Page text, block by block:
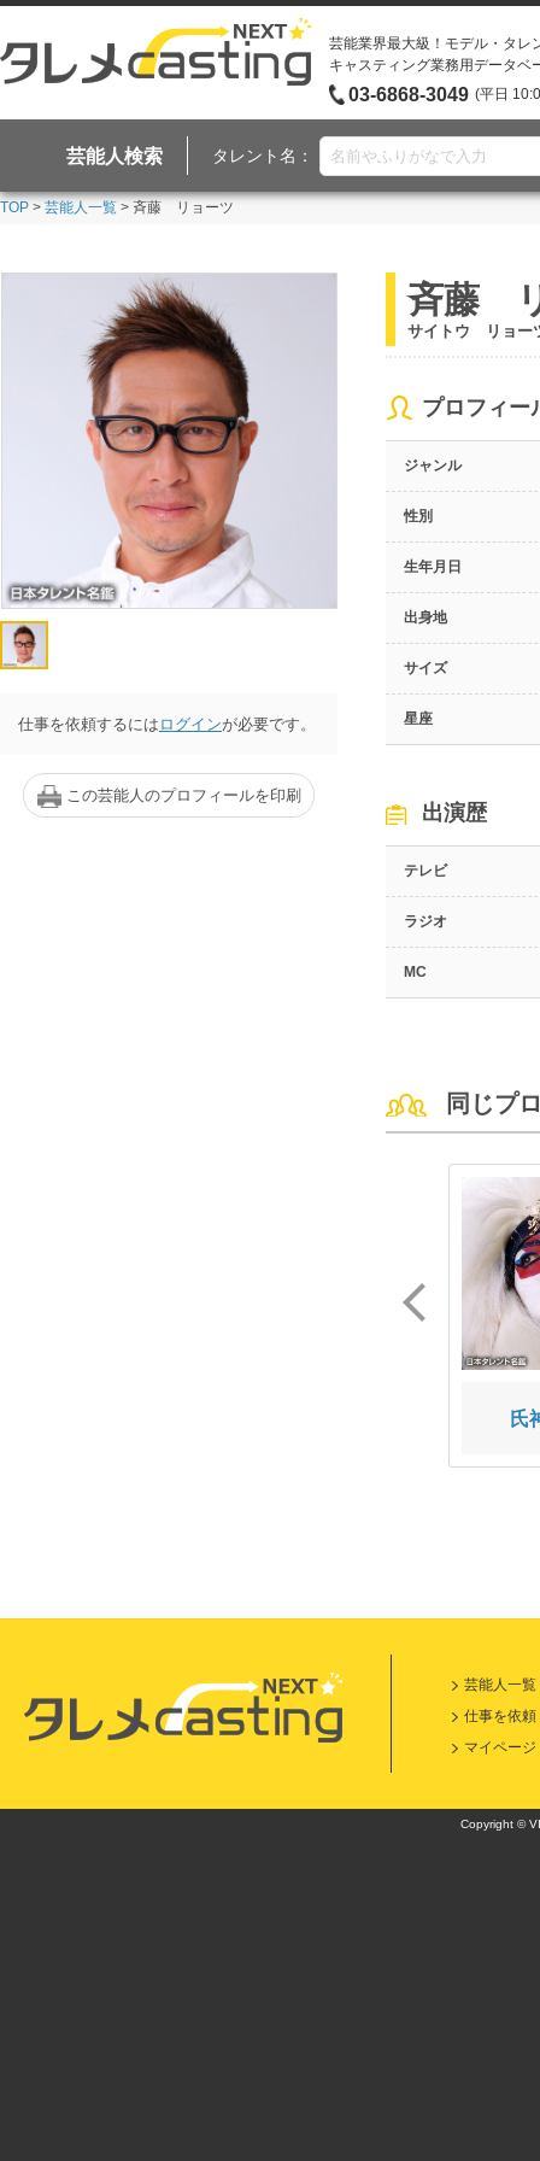
芸能業界最大級！モデル・タレ
キャスティング業務用データベ
03-6868-3049 (平日
芸能人検索 タレント名：
TOP > 芸能人一覧 > 斉藤 リョーツ
仕事を依頼するには ログインが必要です。
この芸能人のプロフィールを印刷
斉藤
サイトウ リョー
プロフィー
ジャンル
性別
生年月日
出身地
サイズ
星座
出演歴
テレビ
ラジオ
MC
同じプ
氏
芸能人一覧
仕事を依頼
マイページ
Copyright ©